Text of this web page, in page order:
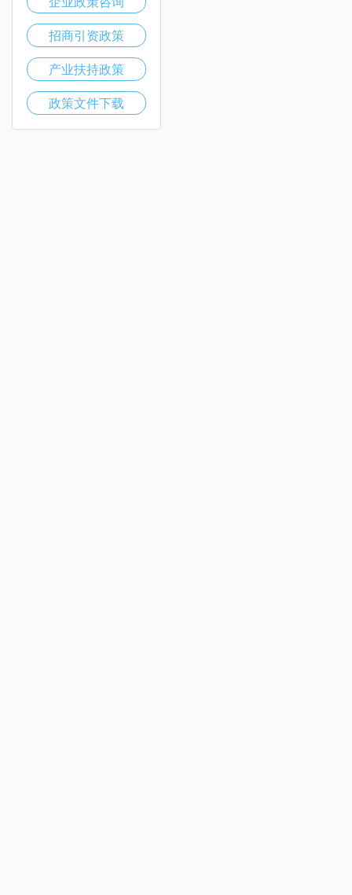
招商引资政策
产业扶持政策
政策文件下载